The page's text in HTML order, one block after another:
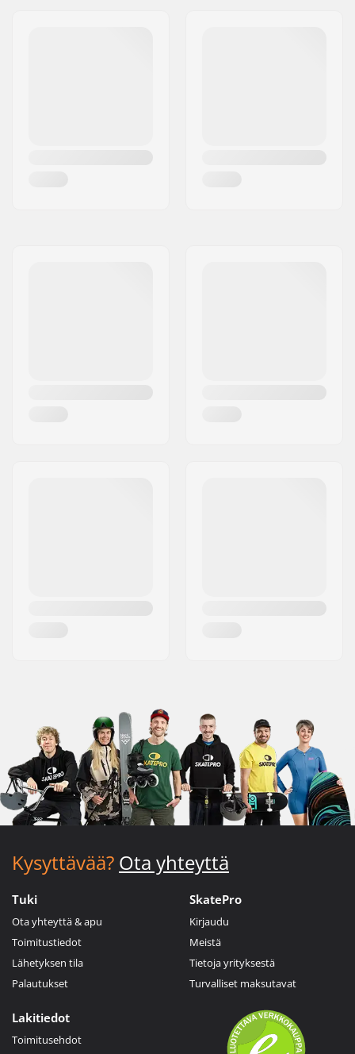
Kysyttävää? Ota yhteyttä
Tuki
Ota yhteyttä & apu
Toimitustiedot
Lähetyksen tila
Palautukset
SkatePro
Kirjaudu
Meistä
Tietoja yrityksestä
Turvalliset maksutavat
Lakitiedot
Toimitusehdot